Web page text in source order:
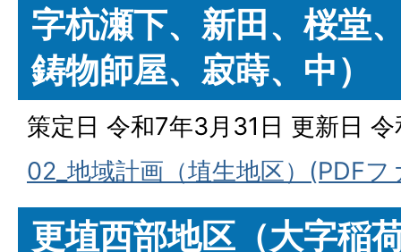
字杭瀬下、新田、桜堂
鋳物師屋、寂蒔、中）
策定日 令和7年3月31日 更新日
02_地域計画（埴生地区）(PDF
更埴西部地区（大字稲